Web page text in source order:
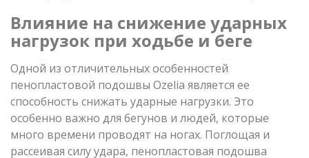
Влияние на снижение ударных
нагрузок при ходьбе и беге
Одной из отличительных особенностей
пенопластовой подошвы Ozelia является ее
способность снижать ударные нагрузки. Это
особенно важно для бегунов и людей, которые
много времени проводят на ногах. Поглощая и
рассеивая силу удара, пенопластовая подошва